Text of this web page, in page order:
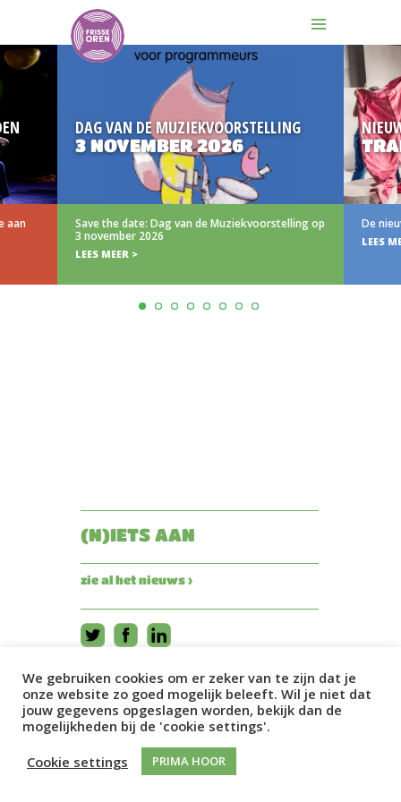
DAG VAN DE MUZIEKVOORSTELLING
3 NOVEMBER 2026
Save the date: Dag van de Muziekvoorstelling op
3 november 2026
LEES MEER >
NIEUW
De
LEES
(N)IETS AAN
zie al het nieuws ›
We gebruiken cookies om er zeker van te zijn dat je
onze website zo goed mogelijk beleeft. Wil je niet dat
jouw gegevens opgeslagen worden, bekijk dan de
mogelijkheden bij de 'cookie settings'.
Cookie settings
PRIMA HOOR